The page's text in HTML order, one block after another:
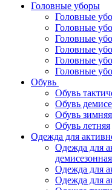
Головные уборы
Головные
Головные
Головные
Головные
Головные
Головные
Обувь
Обувь
Обувь
Обувь зимняя
Обувь летняя
Одежда для
Одежда для
демисезонная
Одежда для
Одежда для